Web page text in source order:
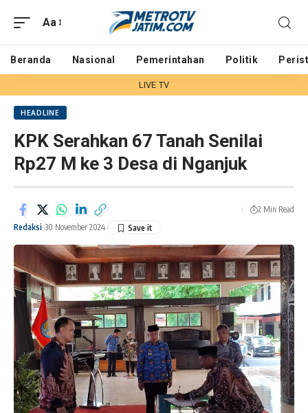
Aa
Beranda Nasional Pemerintahan Politik
LIVE TV
HEADLINE
KPK Serahkan 67 Tanah Senilai
Rp27 M ke 3 Desa di Nganjuk
Redaksi 30 November 2024
2 Min Read